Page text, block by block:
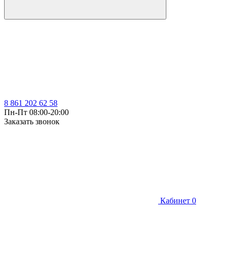
8 861 202 62 58
Пн-Пт 08:00-20:00
Заказать звонок
Кабинет 0